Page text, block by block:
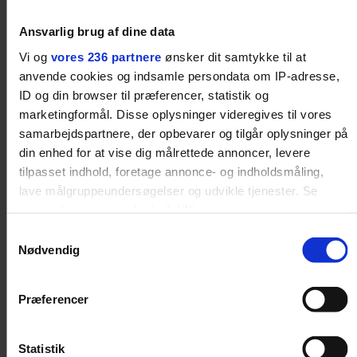
Ansvarlig brug af dine data
Vi og vores 236 partnere ønsker dit samtykke til at
anvende cookies og indsamle persondata om IP-adresse,
ID og din browser til præferencer, statistik og
marketingformål. Disse oplysninger videregives til vores
samarbejdspartnere, der opbevarer og tilgår oplysninger på
din enhed for at vise dig målrettede annoncer, levere
tilpasset indhold, foretage annonce- og indholdsmåling,
lave målgruppeundersøgelser og udvikle tjenester. Se
eller ændre indstillinger fra vores "Cookiedeklaration", eller
Dine valg anvendes på hele websitet.
Nødvendig
Præferencer
Statistik
PODCAST
Det er alt for nemt at
brokke sig: Nyt afsnit af
’Arbejdstitel’ handler
om alt det, der gør
hverdagen lidt lysere
GASTRO
Spis dig igennem
København: Her er de
bedste madmarkeder